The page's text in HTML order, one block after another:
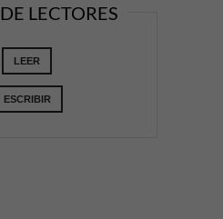
DE LECTORES
LEER
ESCRIBIR